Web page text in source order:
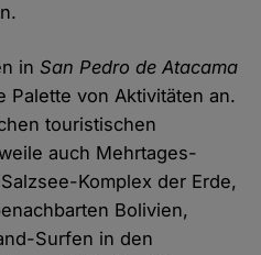
inSan Pedro de Atacama
Palette von Aktivitäten an.
touristischen
auch Mehrtages-
Komplex der Erde,
Bolivien,
Surfen in den